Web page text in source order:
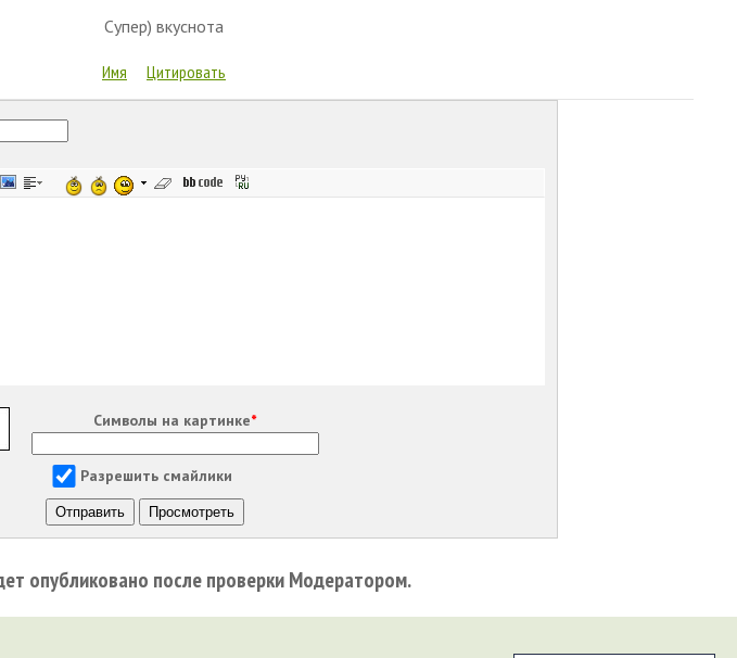
Супер) вкуснота
Имя Цитировать
Символы на картинке*
Разрешить смайлики
опубликовано после проверки Модератором.